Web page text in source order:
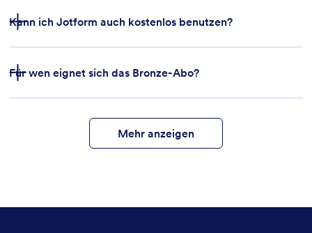
Kann ich Jotform auch kostenlos benutzen?
Zahlungsintegrationen
Für wen eignet sich das Bronze-Abo?
Mehr anzeigen